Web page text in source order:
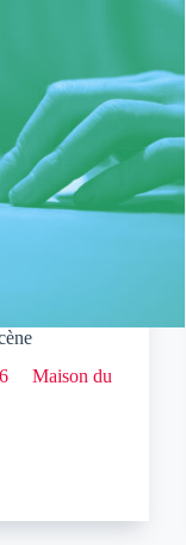
Maison du